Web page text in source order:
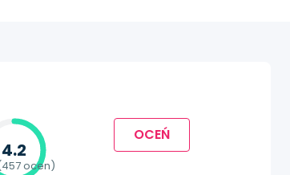
4.2
ocen)
OCEŃ